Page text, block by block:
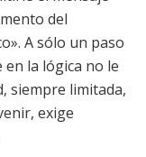
del
A sólo un paso
en la lógica no le
siempre limitada,
exige